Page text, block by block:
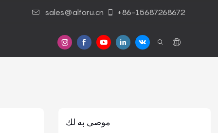
sales@alforu.cn +86-15687268672
موصى به لك